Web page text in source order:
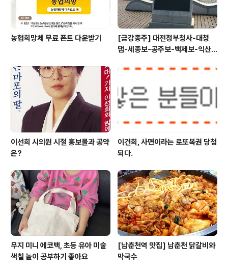
농협희망체 무료 폰트 다운받기
[금강종주] 대전정부청사-대청
댐-세종보-공주보-백제보-익산
이선희 시의원 시절 홍보물과 공약
은?
이건희, 사면이라는 로또복권 당첨
되다.
무지 미니 에코백, 초등 유아 미술
색칠 놀이 공부하기 좋아요
[남춘천역 맛집] 남춘천 닭갈비와
막국수